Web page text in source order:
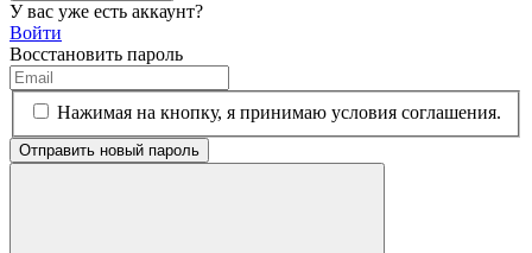
У вас уже есть аккаунт?
Войти
Восстановить пароль
Нажимая на кнопку, я принимаю условия соглашения.
Отправить новый пароль